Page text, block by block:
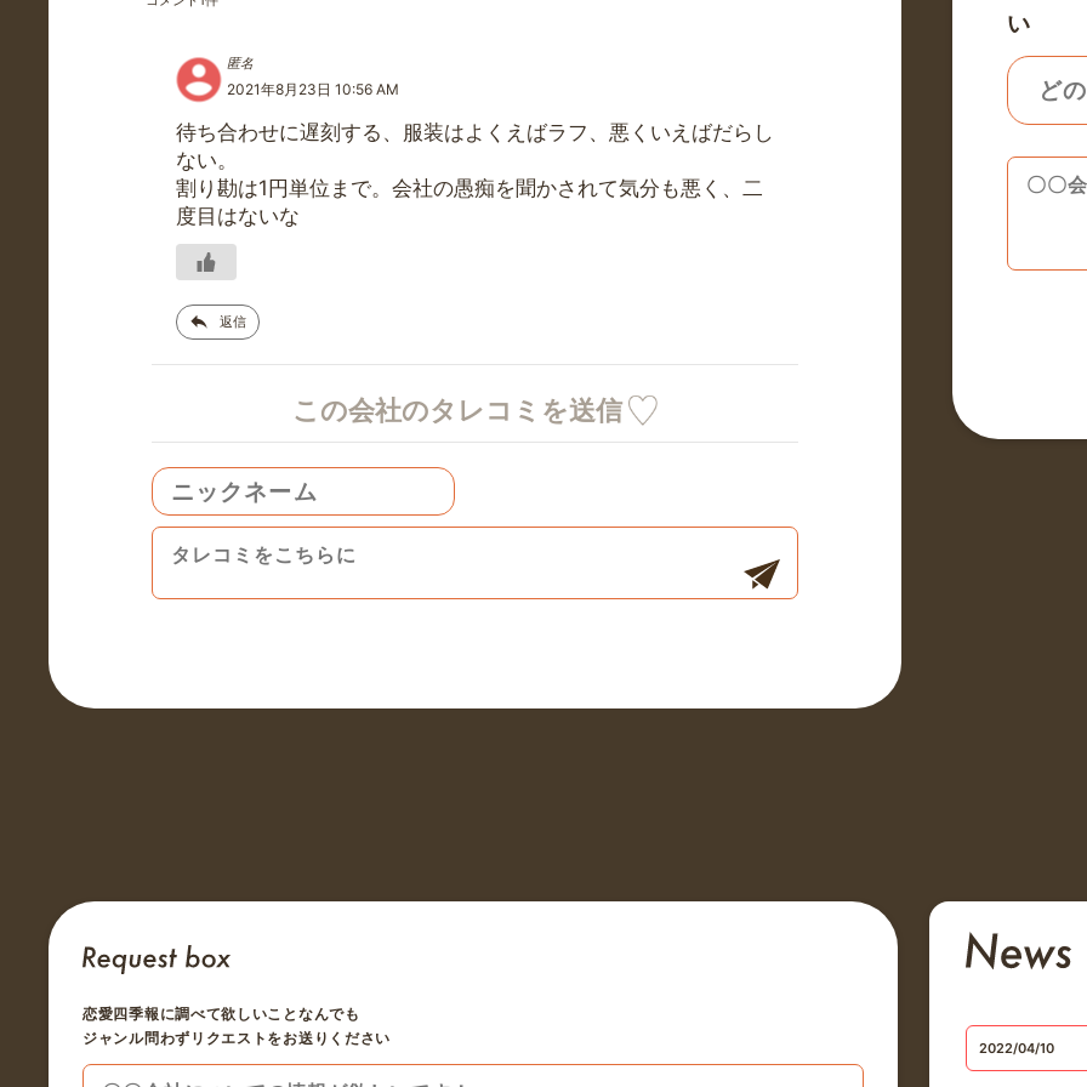
匿名
2021年8月23日 10:56 AM
待ち合わせに遅刻する、服装はよくえばラフ、悪くいえばだらし
ない。
割り勘は1円単位まで。会社の愚痴を聞かされて気分も悪く、二
度目はないな
返信
この会社のタレコミを送信
い
恋愛四季報に調べて欲しいことなんでも
ジャンル問わずリクエストをお送りください
2022/04/10